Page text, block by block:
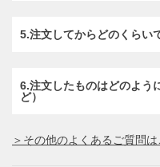
5.注文してからどのくらい
6.注文したものはどのよう
ど）
＞その他のよくあるご質問